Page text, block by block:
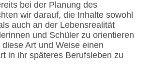
bei der Planung des
wir darauf, die Inhalte sowohl
auch an der Lebensrealität
und Schüler zu orientieren
Art und Weise einen
in ihr späteres Berufsleben zu